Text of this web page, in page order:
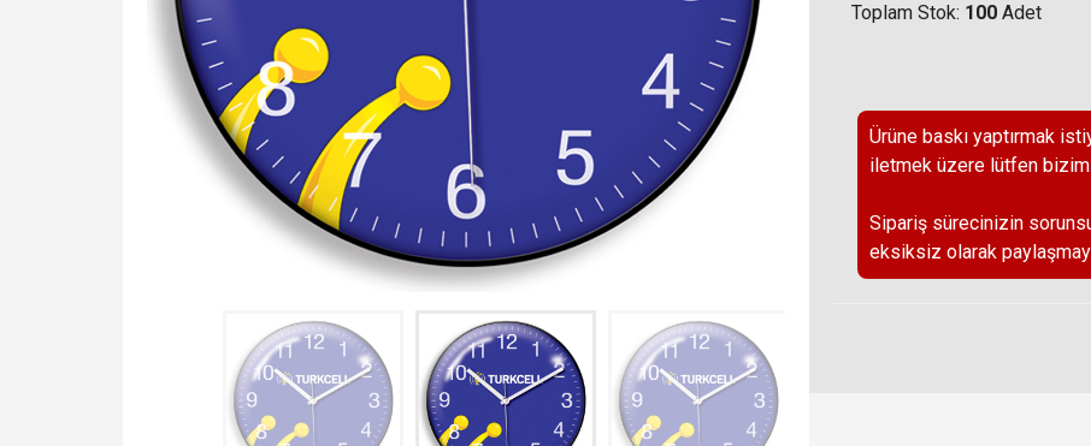
Toplam Stok: 100 Adet
Ürüne baskı yaptırmak
iletmek üzere lütfen
Sipariş sürecinizin
eksiksiz olarak